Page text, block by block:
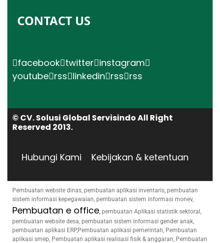
CONTACT US
facebook twitter instagram
youtube rss linkedin rss rss
© CV. Solusi Global Servisindo All Right
Reserved 2013.
Hubungi Kami Kebijakan & ketentuan
Pembuatan website dinas, pembuatan aplikasi inventaris, pembuatan
sistem informasi kepegawaian, pembuatan sistem informasi monev,
Pembuatan e office, pembuatan Aplikasi statistik sektoral,
pembuatan website desa, pembuatan sistem informasi gender anak,
pembuatan aplikasi ERP,Pembuatan aplikasi pemerintah, Pembuatan
aplikasi smep, Pembuatan aplikasi realisasi fisik & anggaran, Pembuatan